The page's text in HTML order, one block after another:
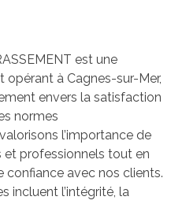
est une
opérant à Cagnes-sur-Mer,
envers la satisfaction
normes
l’importance de
et professionnels tout en
confiance avec nos clients.
incluent l’intégrité, la